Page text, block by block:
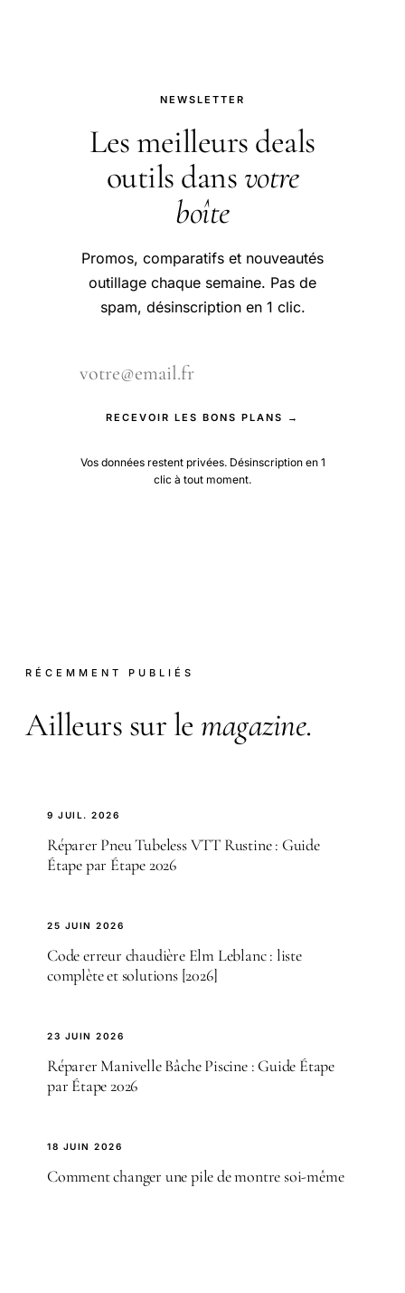
NEWSLETTER
Les meilleurs deals
outils dansvotre
boîte
Promos, comparatifs et nouveautés
outillage chaque semaine. Pas de
spam, désinscription en 1 clic.
RECEVOIR LES BONS PLANS →
Vos données restent privées. Désinscription en 1
clic à tout moment.
RÉCEMMENT PUBLIÉS
Ailleurs sur le magazine.
9 JUIL. 2026
Réparer Pneu Tubeless VTT Rustine : Guide
Étape par Étape 2026
25 JUIN 2026
Code erreur chaudière Elm Leblanc : liste
complète et solutions [2026]
23 JUIN 2026
Réparer Manivelle Bâche Piscine : Guide Étape
par Étape 2026
18 JUIN 2026
Comment changer une pile de montre soi-même